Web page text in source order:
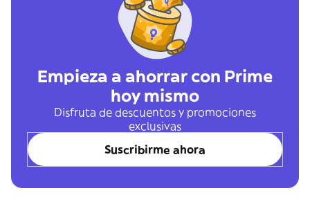
Empieza a ahorrar con Prime
hoy mismo
Disfruta de descuentos y promociones
exclusivas
Suscribirme ahora